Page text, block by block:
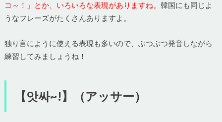
コ～！」とか、いろいろな表現がありますね。 韓国にも同じよ
うなフレーズがたくさんありますよ。
独り言にように使える表現も多いので、ぶつぶつ発音しながら
練習してみましょうね！
【앗싸~!】（アッサー）